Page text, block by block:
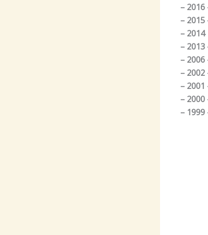
– 2016
– 2015
–
– 2013
– 2006
– 2002
– 2001
– 2000
– 1999